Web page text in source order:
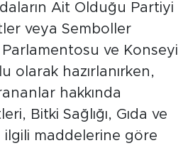
Ait Olduğu Partiyi
veya Semboller
Parlamentosu ve Konseyi
olarak hazırlanırken,
hakkında
Bitki Sağlığı, Gıda ve
ilgili maddelerine göre